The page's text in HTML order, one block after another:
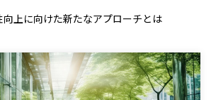
上に向けた新たなアプローチとは